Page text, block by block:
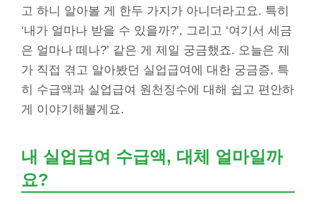
고 하니 알아볼 게 한두 가지가 아니더라고요. 특히
‘내가 얼마나 받을 수 있을까?’, 그리고 ‘여기서 세금
은 얼마나 떼나?’ 같은 게 제일 궁금했죠. 오늘은 제
가 직접 겪고 알아봤던 실업급여에 대한 궁금증, 특
히 수급액과 실업급여 원천징수에 대해 쉽고 편안하
게 이야기해볼게요.
내 실업급여 수급액, 대체 얼마일까
요?